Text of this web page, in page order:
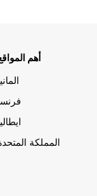
أهم
المملكة